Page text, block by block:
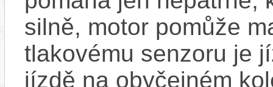
silně, motor pomůže
tlakovému senzoru je
jízdě na obyčejném